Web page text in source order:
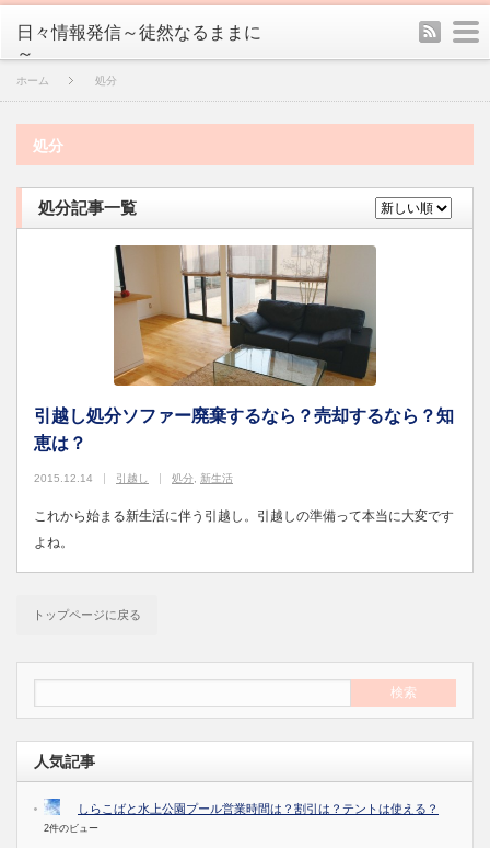
日々情報発信～徒然なるままに
～
rss
ホーム 処分
処分
処分記事一覧
引越し処分ソファー廃棄するなら？売却するなら？知
恵は？
2015.12.14 引越し 処分 新生活
これから始まる新生活に伴う引越し。引越しの準備って本当に大変です
よね。
トップページに戻る
人気記事
しらこばと水上公園プール営業時間は？割引は？テントは使える？
2件のビュー